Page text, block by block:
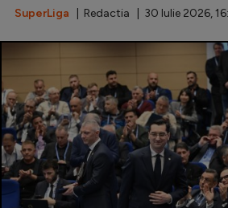
SuperLiga | Redactia | 30 Iulie 2026,